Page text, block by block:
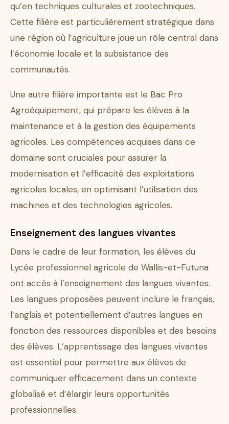
qu’en techniques culturales et zootechniques.
Cette filière est particulièrement stratégique dans
une région où l’agriculture joue un rôle central dans
l’économie locale et la subsistance des
communautés.
Une autre filière importante est le Bac Pro
Agroéquipement, qui prépare les élèves à la
maintenance et à la gestion des équipements
agricoles. Les compétences acquises dans ce
domaine sont cruciales pour assurer la
modernisation et l’efficacité des exploitations
agricoles locales, en optimisant l’utilisation des
machines et des technologies agricoles.
Enseignement des langues vivantes
Dans le cadre de leur formation, les élèves du
Lycée professionnel agricole de Wallis-et-Futuna
ont accès à l’enseignement des langues vivantes.
Les langues proposées peuvent inclure le français,
l’anglais et potentiellement d’autres langues en
fonction des ressources disponibles et des besoins
des élèves. L’apprentissage des langues vivantes
est essentiel pour permettre aux élèves de
communiquer efficacement dans un contexte
globalisé et d’élargir leurs opportunités
professionnelles.